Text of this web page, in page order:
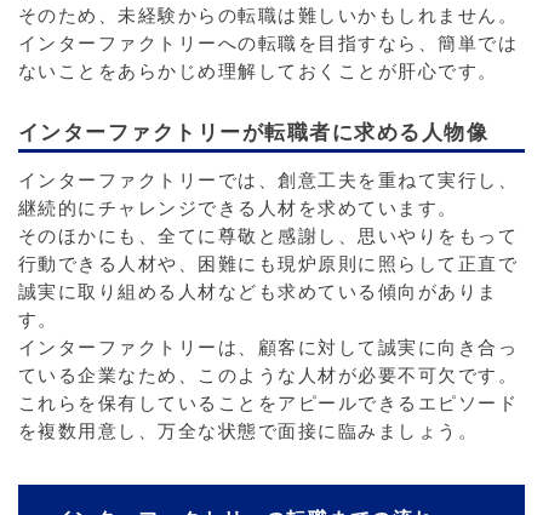
そのため、未経験からの転職は難しいかもしれません。
インターファクトリーへの転職を目指すなら、簡単では
ないことをあらかじめ理解しておくことが肝心です。
インターファクトリーが転職者に求める人物像
インターファクトリーでは、創意工夫を重ねて実行し、
継続的にチャレンジできる人材を求めています。
そのほかにも、全てに尊敬と感謝し、思いやりをもって
行動できる人材や、困難にも現炉原則に照らして正直で
誠実に取り組める人材なども求めている傾向がありま
す。
インターファクトリーは、顧客に対して誠実に向き合っ
ている企業なため、このような人材が必要不可欠です。
これらを保有していることをアピールできるエピソード
を複数用意し、万全な状態で面接に臨みましょう。